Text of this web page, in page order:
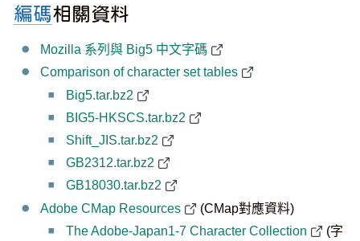
編碼相關資料
Mozilla 系列與 Big5 中文字碼
Comparison of character set tables
Big5.tar.bz2
BIG5-HKSCS.tar.bz2
Shift_JIS.tar.bz2
GB2312.tar.bz2
GB18030.tar.bz2
Adobe CMap Resources
(CMap對應資料)
The Adobe-Japan1-7 Character Collection
(字